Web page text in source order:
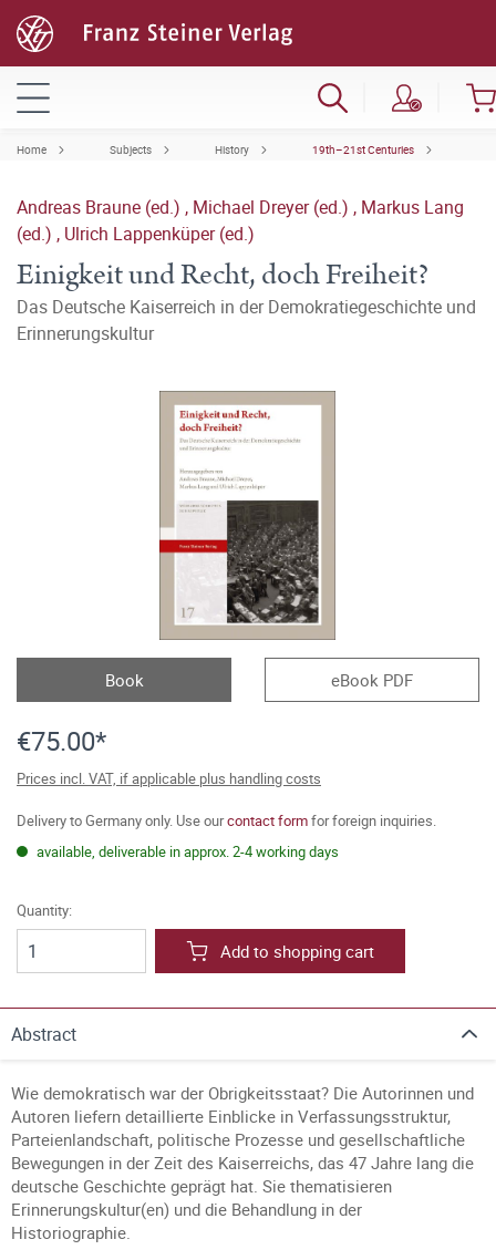
Home Subjects History 19th–21st Centuries
Andreas Braune (ed.) , Michael Dreyer (ed.) , Markus Lang
(ed.) , Ulrich Lappenküper (ed.)
Einigkeit und Recht, doch Freiheit?
Das Deutsche Kaiserreich in der Demokratiegeschichte und
Erinnerungskultur
Book eBook PDF
€75.00*
Prices incl. VAT, if applicable plus handling costs
Delivery to Germany only. Use ourcontact formfor foreign inquiries.
available, deliverable in approx. 2-4 working days
Quantity:
Add to shopping cart
Abstract
Wie demokratisch war der Obrigkeitsstaat? Die Autorinnen und
Autoren liefern detaillierte Einblicke in Verfassungsstruktur,
Parteienlandschaft, politische Prozesse und gesellschaftliche
Bewegungen in der Zeit des Kaiserreichs, das 47 Jahre lang die
deutsche Geschichte geprägt hat. Sie thematisieren
Erinnerungskultur(en) und die Behandlung in der
Historiographie.